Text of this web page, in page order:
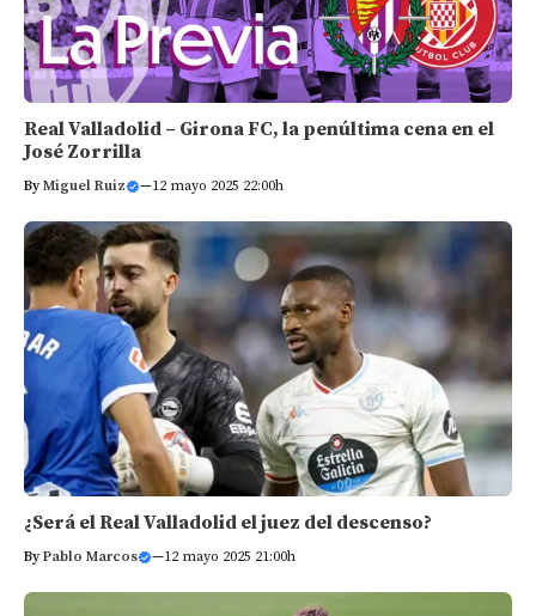
Real Valladolid – Girona FC, la penúltima cena en el
José Zorrilla
ByMiguel Ruiz —12 mayo 2025 22:00h
¿Será el Real Valladolid el juez del descenso?
ByPablo Marcos —12 mayo 2025 21:00h